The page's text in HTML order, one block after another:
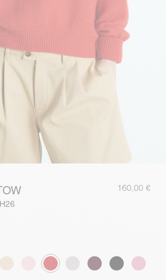
160,00 €